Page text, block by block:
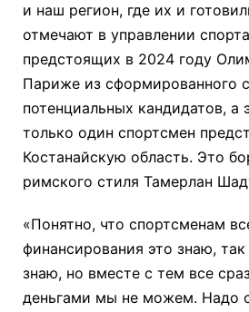
и наш регион, где их и
отмечают в управлении
предстоящих в 2024 году
Париже из сформированного
потенциальных кандидатов, а
только один спортсмен
Костанайскую область. Это
римского стиля Тамерлан
«Понятно, что спортсменам
финансирования это знаю,
знаю, но вместе с тем все
деньгами мы не можем. Надо